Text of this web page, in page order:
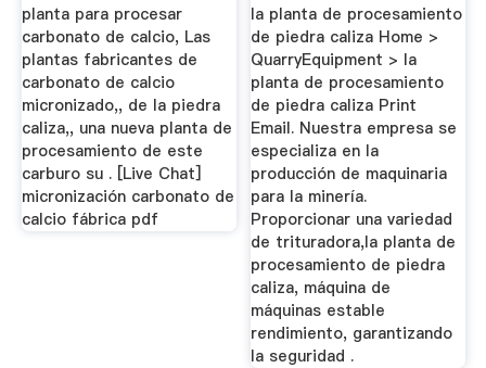
planta para procesar
carbonato de calcio, Las
plantas fabricantes de
carbonato de calcio
micronizado,, de la piedra
caliza,, una nueva planta de
procesamiento de este
carburo su . [Live Chat]
micronización carbonato de
calcio fábrica pdf
la planta de procesamiento
de piedra caliza Home >
QuarryEquipment > la
planta de procesamiento
de piedra caliza Print
Email. Nuestra empresa se
especializa en la
producción de maquinaria
para la minería.
Proporcionar una variedad
de trituradora,la planta de
procesamiento de piedra
caliza, máquina de
máquinas estable
rendimiento, garantizando
la seguridad .